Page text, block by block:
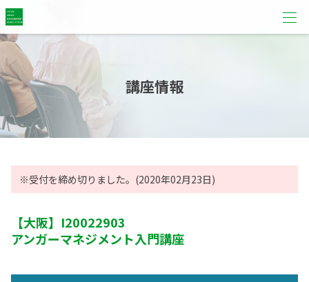
講座情報
※受付を締め切りました。(2020年02月23日)
【大阪】 I20022903
アンガーマネジメント入門講座